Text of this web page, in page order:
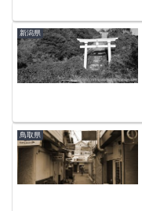
新潟県
鳥取県